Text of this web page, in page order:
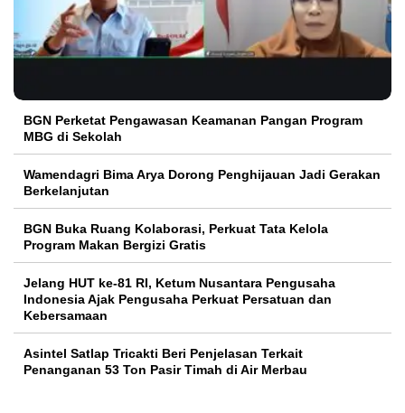
BGN Perketat Pengawasan Keamanan Pangan Program
MBG di Sekolah
Wamendagri Bima Arya Dorong Penghijauan Jadi Gerakan
Berkelanjutan
BGN Buka Ruang Kolaborasi, Perkuat Tata Kelola
Program Makan Bergizi Gratis
Jelang HUT ke-81 RI, Ketum Nusantara Pengusaha
Indonesia Ajak Pengusaha Perkuat Persatuan dan
Kebersamaan
Asintel Satlap Tricakti Beri Penjelasan Terkait
Penanganan 53 Ton Pasir Timah di Air Merbau